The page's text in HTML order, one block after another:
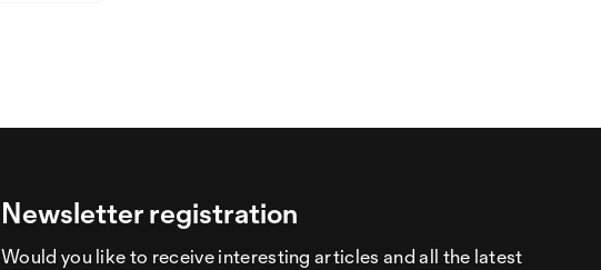
Newsletter registration
Would you like to receive interesting articles and all the latest